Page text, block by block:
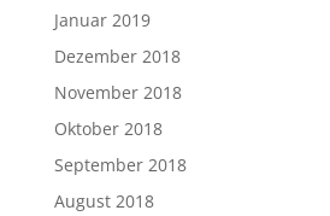
Januar 2019
Dezember 2018
November 2018
Oktober 2018
September 2018
August 2018